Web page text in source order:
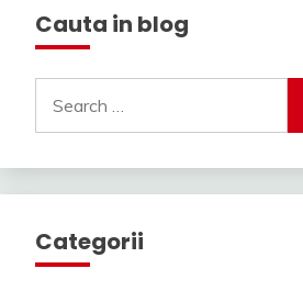
Cauta in blog
for:
Categorii